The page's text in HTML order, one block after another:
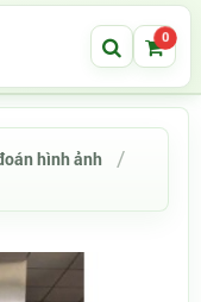
0
hình ảnh